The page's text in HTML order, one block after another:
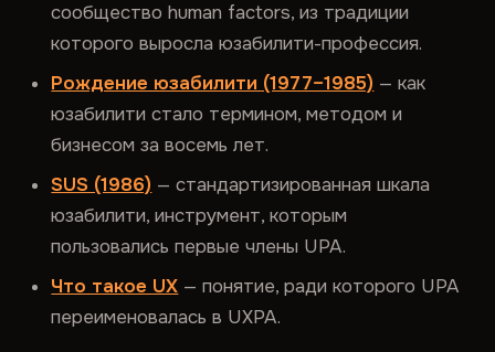
сообщество human factors, из традиции
которого выросла юзабилити-профессия.
Рождение юзабилити (1977–1985) — как
юзабилити стало термином, методом и
бизнесом за восемь лет.
SUS (1986) — стандартизированная шкала
юзабилити, инструмент, которым
пользовались первые члены UPA.
Что такое UX — понятие, ради которого UPA
переименовалась в UXPA.